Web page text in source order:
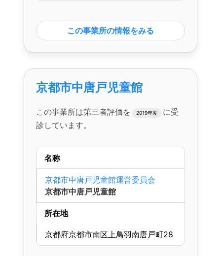
この事業所の情報をみる
京都市中唐戸児童館
この事業所は第三者評価を 2019年度
に受
診しています。
名称
京都市中唐戸児童館運営委員会
京都市中唐戸児童館
所在地
京都府京都市南区上鳥羽南唐戸町28